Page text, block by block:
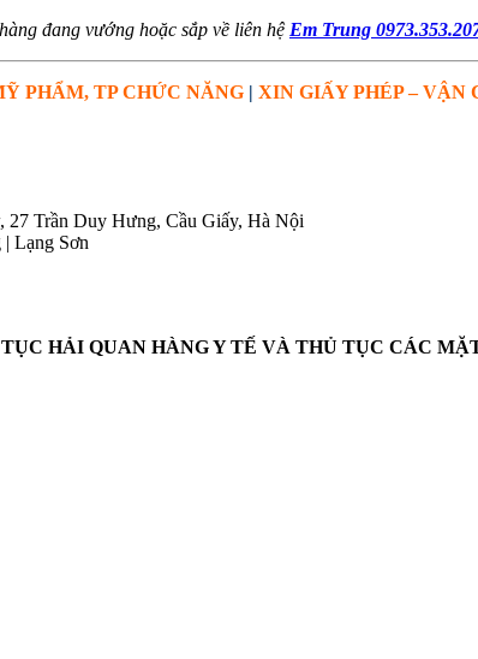
đang vướng hoặc sắp về liên hệ Em Trung
PHẨM, TP CHỨC NĂNG | XIN GIẤY PHÉP – VẬN
27 Trần Duy Hưng, Cầu Giấy, Hà Nội
Lạng Sơn
HẢI QUAN HÀNG Y TẾ VÀ THỦ TỤC CÁC